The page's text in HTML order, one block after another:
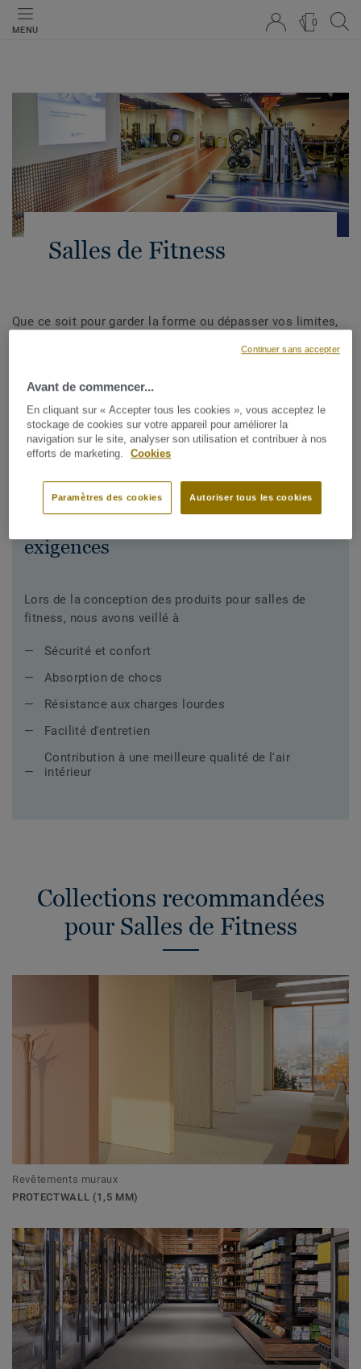
MENU
0
Salles de Fitness
Que ce soit pour garder la forme ou dépasser vos limites,
revêtements de sol Tarkett combinent l'aspect fonctionnel
environnement sûr et stimulant.
Principales
exigences
Lors de la conception des produits pour salles de
fitness, nous avons veillé à
Sécurité et confort
Absorption de chocs
Résistance aux charges lourdes
Facilité d'entretien
Contribution à une meilleure qualité de l'air
intérieur
Collections recommandées
pour Salles de Fitness
Revêtements muraux
PROTECTWALL (1,5 MM)
Avant de commencer...
En cliquant sur « Accepter tous les cookies », vous acceptez le
stockage de cookies sur votre appareil pour améliorer la
navigation sur le site, analyser son utilisation et contribuer à nos
efforts de marketing.
Cookies
Autoriser tous les cookies
Paramètres des cookies
Continuer sans accepter